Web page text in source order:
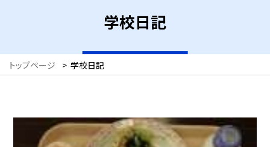
学校日記
トップページ > 学校日記